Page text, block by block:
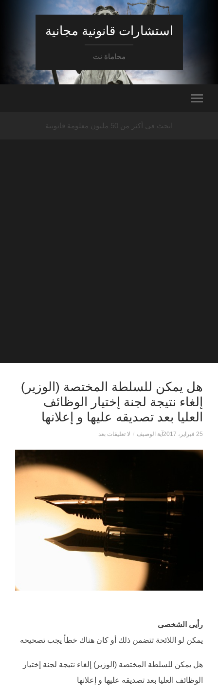
استشارات قانونية مجانية
محاماة نت
ابحث في أكثر من 50 مليون معلومة قانونية
هل يمكن للسلطة المختصة (الوزير)
إلغاء نتيجة لجنة إختيار الوظائف
العليا بعد تصديقه عليها و إعلانها
25 فبراير، 2017 آية الوصيف / لا تعليقات بعد
رأيى الشخصى
يمكن لو اللائحة تتضمن ذلك أو كان هناك خطأ يجب تصحيحه
هل يمكن للسلطة المختصة (الوزير) إلغاء نتيجة لجنة إختيار
الوظائف العليا بعد تصديقه عليها و إعلانها